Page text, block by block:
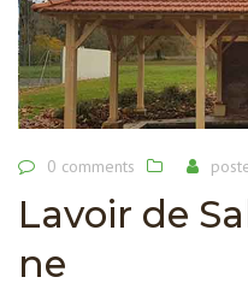
0 comments
Lavoir de
ne